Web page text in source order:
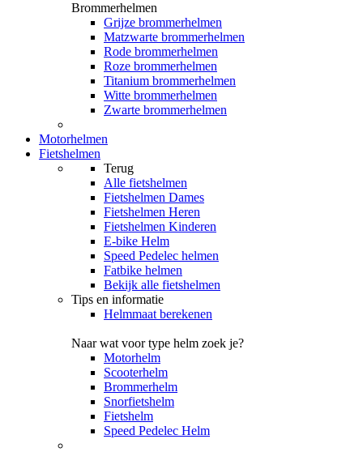
Brommerhelmen
Grijze brommerhelmen
Matzwarte brommerhelmen
Rode brommerhelmen
Roze brommerhelmen
Titanium brommerhelmen
Witte brommerhelmen
Zwarte brommerhelmen
Motorhelmen
Fietshelmen
Terug
Alle fietshelmen
Fietshelmen Dames
Fietshelmen Heren
Fietshelmen Kinderen
E-bike Helm
Speed Pedelec helmen
Fatbike helmen
Bekijk alle fietshelmen
Tips en informatie
Helmmaat berekenen
Naar wat voor type helm zoek je?
Motorhelm
Scooterhelm
Brommerhelm
Snorfietshelm
Fietshelm
Speed Pedelec Helm